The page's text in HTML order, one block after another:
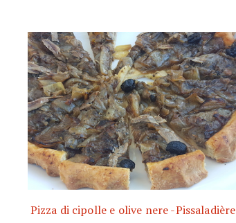
Pizza di cipolle e olive nere -Pissaladière